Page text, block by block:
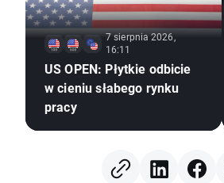
7 sierpnia 2026,
16:11
US OPEN: Płytkie odbicie
w cieniu słabego rynku
pracy